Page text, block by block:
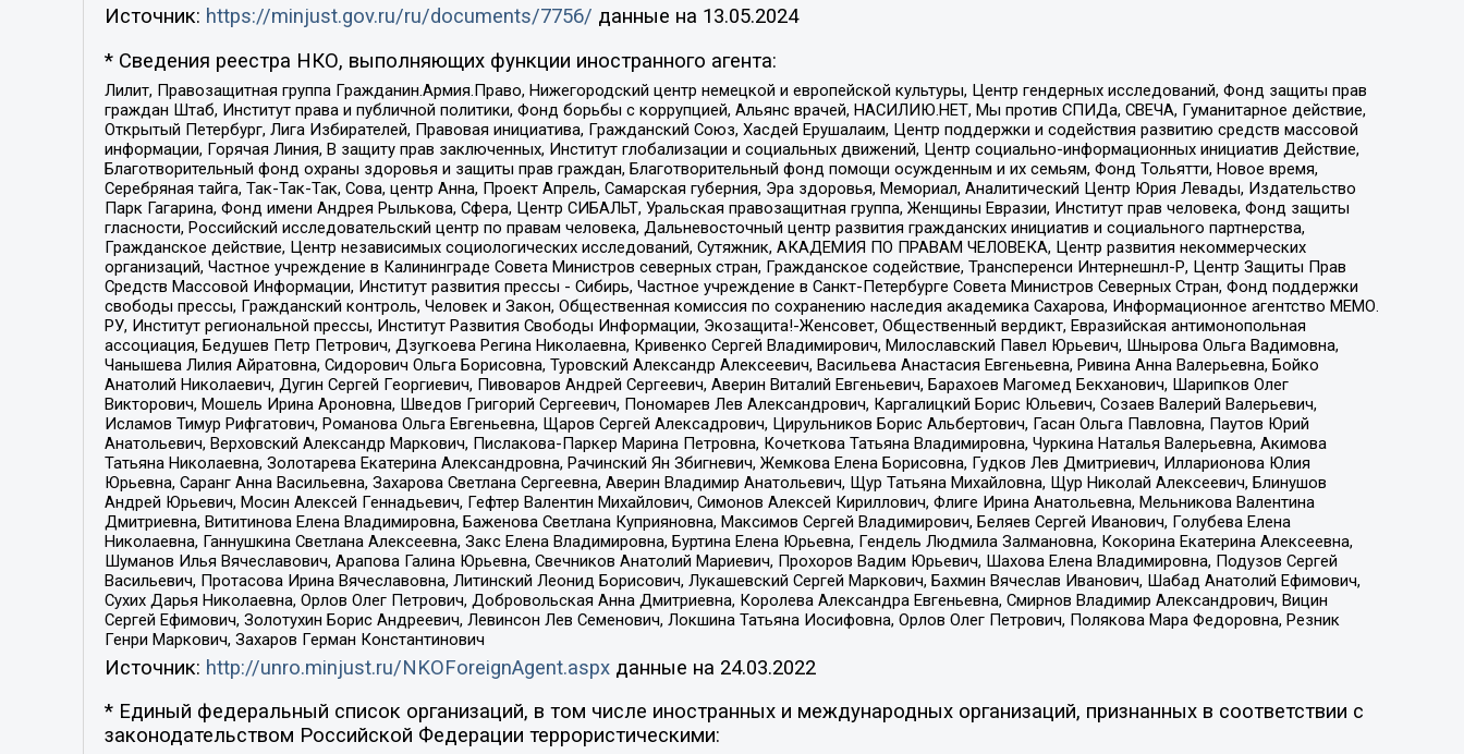
Источник: https://minjust.gov.ru/ru/documents/7756/ данные на 13.05.2024
* Сведения реестра НКО, выполняющих функции иностранного агента:
Лилит, Правозащитная группа Гражданин.Армия.Право, Нижегородский центр немецкой и европейской культуры, Центр гендерных исследований, Фонд защиты прав
граждан Штаб, Институт права и публичной политики, Фонд борьбы с коррупцией, Альянс врачей, НАСИЛИЮ.НЕТ, Мы против СПИДа, СВЕЧА, Гуманитарное действие,
Открытый Петербург, Лига Избирателей, Правовая инициатива, Гражданский Союз, Хасдей Ерушалаим, Центр поддержки и содействия развитию средств массовой
информации, Горячая Линия, В защиту прав заключенных, Институт глобализации и социальных движений, Центр социально-информационных инициатив Действие,
Благотворительный фонд охраны здоровья и защиты прав граждан, Благотворительный фонд помощи осужденным и их семьям, Фонд Тольятти, Новое время,
Серебряная тайга, Так-Так-Так, Сова, центр Анна, Проект Апрель, Самарская губерния, Эра здоровья, Мемориал, Аналитический Центр Юрия Левады, Издательство
Парк Гагарина, Фонд имени Андрея Рылькова, Сфера, Центр СИБАЛЬТ, Уральская правозащитная группа, Женщины Евразии, Институт прав человека, Фонд защиты
гласности, Российский исследовательский центр по правам человека, Дальневосточный центр развития гражданских инициатив и социального партнерства,
Гражданское действие, Центр независимых социологических исследований, Сутяжник, АКАДЕМИЯ ПО ПРАВАМ ЧЕЛОВЕКА, Центр развития некоммерческих
организаций, Частное учреждение в Калининграде Совета Министров северных стран, Гражданское содействие, Трансперенси Интернешнл-Р, Центр Защиты Прав
Средств Массовой Информации, Институт развития прессы - Сибирь, Частное учреждение в Санкт-Петербурге Совета Министров Северных Стран, Фонд поддержки
свободы прессы, Гражданский контроль, Человек и Закон, Общественная комиссия по сохранению наследия академика Сахарова, Информационное агентство МЕМО.
РУ, Институт региональной прессы, Институт Развития Свободы Информации, Экозащита!-Женсовет, Общественный вердикт, Евразийская антимонопольная
ассоциация, Бедушев Петр Петрович, Дзугкоева Регина Николаевна, Кривенко Сергей Владимирович, Милославский Павел Юрьевич, Шнырова Ольга Вадимовна,
Чанышева Лилия Айратовна, Сидорович Ольга Борисовна, Туровский Александр Алексеевич, Васильева Анастасия Евгеньевна, Ривина Анна Валерьевна, Бойко
Анатолий Николаевич, Дугин Сергей Георгиевич, Пивоваров Андрей Сергеевич, Аверин Виталий Евгеньевич, Барахоев Магомед Бекханович, Шарипков Олег
Викторович, Мошель Ирина Ароновна, Шведов Григорий Сергеевич, Пономарев Лев Александрович, Каргалицкий Борис Юльевич, Созаев Валерий Валерьевич,
Исламов Тимур Рифгатович, Романова Ольга Евгеньевна, Щаров Сергей Алексадрович, Цирульников Борис Альбертович, Гасан Ольга Павловна, Паутов Юрий
Анатольевич, Верховский Александр Маркович, Пислакова-Паркер Марина Петровна, Кочеткова Татьяна Владимировна, Чуркина Наталья Валерьевна, Акимова
Татьяна Николаевна, Золотарева Екатерина Александровна, Рачинский Ян Збигневич, Жемкова Елена Борисовна, Гудков Лев Дмитриевич, Илларионова Юлия
Юрьевна, Саранг Анна Васильевна, Захарова Светлана Сергеевна, Аверин Владимир Анатольевич, Щур Татьяна Михайловна, Щур Николай Алексеевич, Блинушов
Андрей Юрьевич, Мосин Алексей Геннадьевич, Гефтер Валентин Михайлович, Симонов Алексей Кириллович, Флиге Ирина Анатольевна, Мельникова Валентина
Дмитриевна, Вититинова Елена Владимировна, Баженова Светлана Куприяновна, Максимов Сергей Владимирович, Беляев Сергей Иванович, Голубева Елена
Николаевна, Ганнушкина Светлана Алексеевна, Закс Елена Владимировна, Буртина Елена Юрьевна, Гендель Людмила Залмановна, Кокорина Екатерина Алексеевна,
Шуманов Илья Вячеславович, Арапова Галина Юрьевна, Свечников Анатолий Мариевич, Прохоров Вадим Юрьевич, Шахова Елена Владимировна, Подузов Сергей
Васильевич, Протасова Ирина Вячеславовна, Литинский Леонид Борисович, Лукашевский Сергей Маркович, Бахмин Вячеслав Иванович, Шабад Анатолий Ефимович,
Сухих Дарья Николаевна, Орлов Олег Петрович, Добровольская Анна Дмитриевна, Королева Александра Евгеньевна, Смирнов Владимир Александрович, Вицин
Сергей Ефимович, Золотухин Борис Андреевич, Левинсон Лев Семенович, Локшина Татьяна Иосифовна, Орлов Олег Петрович, Полякова Мара Федоровна, Резник
Генри Маркович, Захаров Герман Константинович
Источник: http://unro.minjust.ru/NKOForeignAgent.aspxданные на 24.03.2022
* Единый федеральный список организаций, в том числе иностранных и международных организаций, признанных в соответствии с
законодательством Российской Федерации террористическими: